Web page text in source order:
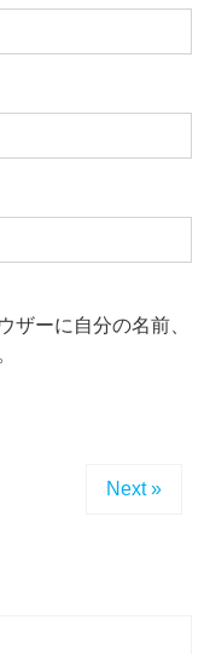
ザーに自分の名前、
Next »